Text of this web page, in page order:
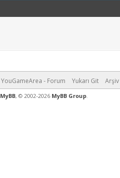
YouGameArea - Forum Yukarı Git Arşiv
MyBB, © 2002-2026 MyBB Group